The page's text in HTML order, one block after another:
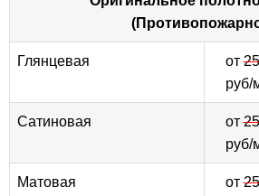
Глянцевая от
руб/
Сатиновая от
руб/
Матовая от